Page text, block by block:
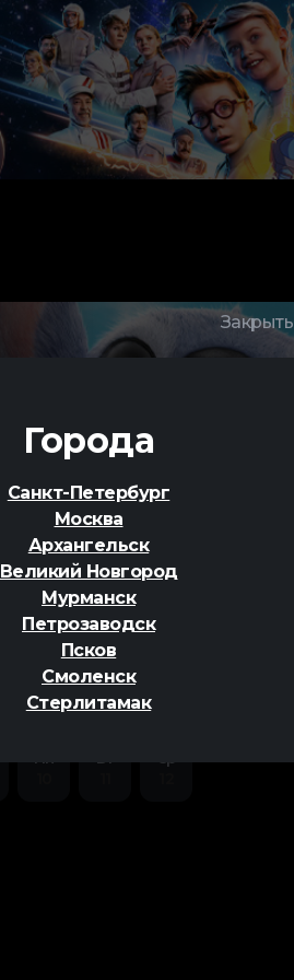
Закрыть
Города
Санкт-Петербург
Москва
Архангельск
Великий Новгород
Мурманск
Петрозаводск
Псков
Смоленск
Стерлитамак
Пн
Вт
Ср